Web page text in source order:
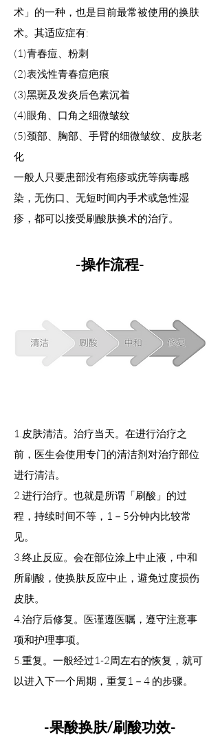
术」的一种，也是目前最常被使用的换肤
术。其适应症有:
(1)青春痘、粉刺
(2)表浅性青春痘疤痕
(3)黑斑及发炎后色素沉着
(4)眼角、口角之细微皱纹
(5)颈部、胸部、手臂的细微皱纹、皮肤老
化
一般人只要患部没有疱疹或疣等病毒感
染，无伤口、无短时间内手术或急性湿
疹，都可以接受刷酸肤换术的治疗。
-操作流程-
1.皮肤清洁。治疗当天。在进行治疗之
前，医生会使用专门的清洁剂对治疗部位
进行清洁。
2.进行治疗。也就是所谓「刷酸」的过
程，持续时间不等，1－5分钟内比较常
见。
3.终止反应。会在部位涂上中止液，中和
所刷酸，使换肤反应中止，避免过度损伤
皮肤。
4.治疗后修复。医谨遵医嘱，遵守注意事
项和护理事项。
5.重复。一般经过1-2周左右的恢复，就可
以进入下一个周期，重复1－4 的步骤。
-果酸换肤/刷酸功效-